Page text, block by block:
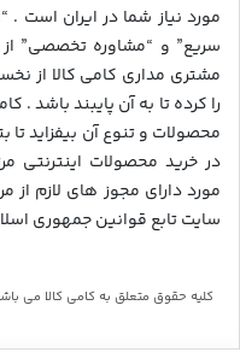
مورد نیاز شما در ایران است .
سریع” و “مشاوره تخصصی”
مشتری مداری کامی کالا از
را کرده تا به آن پایبند باشد .
محصولات و تنوع آن بیفزاید تا
در خرید محصولات اینترنتی
مورد دارای مجوز های لازم از
سایت تابع قوانین جمهوری
کلیه حقوق متعلق به کامی کالا می